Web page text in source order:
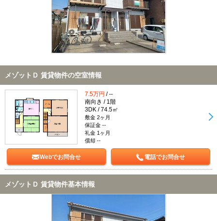
TOP
メゾットＤ 賃貸物件の空室情報
7.5万円 / --
南向き / 1階
3DK / 74.5㎡
敷金 2ヶ月
保証金 --
礼金 1ヶ月
償却 --
Webでお問合せ 電話でお問合せ
メゾットＤ 賃貸物件基本情報